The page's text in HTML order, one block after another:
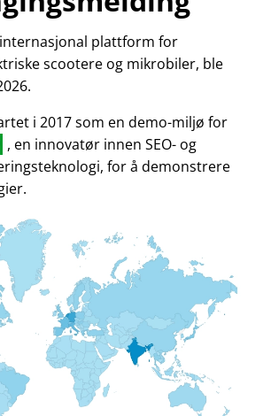
plattform for
scootere og mikrobiler, ble
i 2017 som en demo-miljø for
, en innovatør innen SEO- og
for å demonstrere